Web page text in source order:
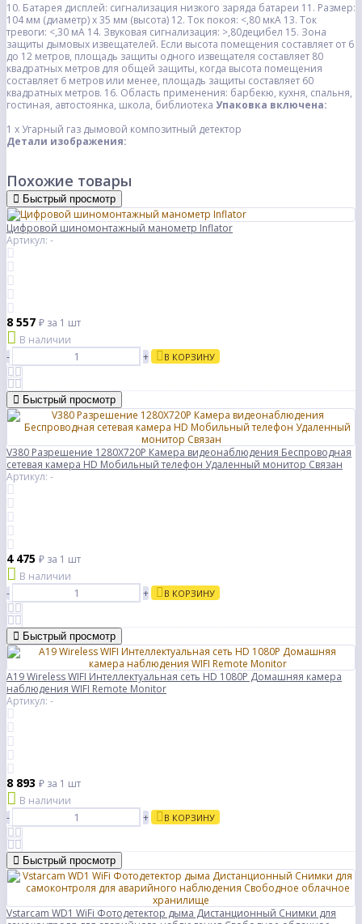
10. Батарея дисплей: сигнализация низкого заряда батареи 11. Размер:
104 мм (диаметр) х 35 мм (высота) 12. Ток покоя: <,80 мкА 13. Ток
тревоги: <,30 мА 14. Звуковая сигнализация: >,80децибел 15. Зона
защиты дымовых извещателей. Если высота помещения составляет от 6
до 12 метров, площадь защиты одного извещателя составляет 80
квадратных метров для общей защиты, когда высота помещения
составляет 6 метров или менее, площадь защиты составляет 60
квадратных метров. 16. Область применения: барбекю, кухня, спальня,
гостиная, автостоянка, школа, библиотека Упаковка включена:
1 х Угарный газ дымовой композитный детектор
Детали изображения:
Похожие товары
Быстрый просмотр
Цифровой шиномонтажный манометр Inflator
Артикул: -
8 557 ₽ за 1 шт
В наличии
-
+ В КОРЗИНУ
Быстрый просмотр
V380 Разрешение 1280X720P Камера видеонаблюдения Беспроводная
сетевая камера HD Мобильный телефон Удаленный монитор Связан
Артикул: -
4 475 ₽ за 1 шт
В наличии
-
+ В КОРЗИНУ
Быстрый просмотр
A19 Wireless WIFI Интеллектуальная сеть HD 1080P Домашняя камера
наблюдения WIFI Remote Monitor
Артикул: -
8 893 ₽ за 1 шт
В наличии
-
+ В КОРЗИНУ
Быстрый просмотр
Vstarcam WD1 WiFi Фотодетектор дыма Дистанционный Снимки для